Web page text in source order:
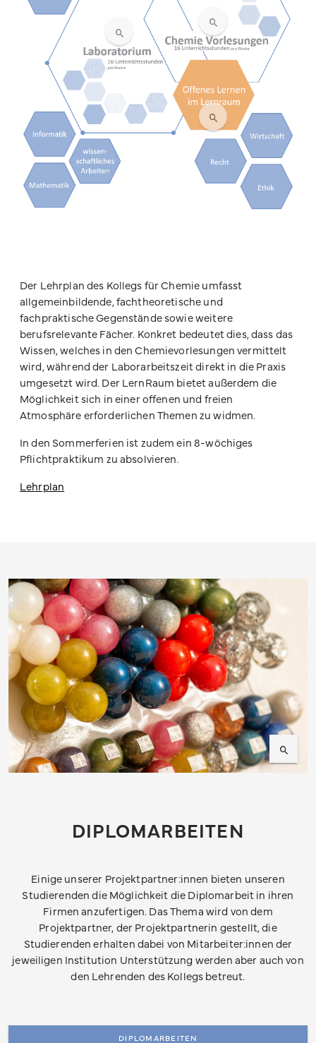
Der Lehrplan des Kollegs für Chemie umfasst
allgemeinbildende, fachtheoretische und
fachpraktische Gegenstände sowie weitere
berufsrelevante Fächer. Konkret bedeutet dies, dass das
Wissen, welches in den Chemievorlesungen vermittelt
wird, während der Laborarbeitszeit direkt in die Praxis
umgesetzt wird. Der LernRaum bietet außerdem die
Möglichkeit sich in einer offenen und freien
Atmosphäre erforderlichen Themen zu widmen.
In den Sommerferien ist zudem ein 8-wöchiges
Pflichtpraktikum zu absolvieren.
Lehrplan
DIPLOMARBEITEN
Einige unserer Projektpartner:innen bieten unseren
Studierenden die Möglichkeit die Diplomarbeit in ihren
Firmen anzufertigen. Das Thema wird von dem
Projektpartner, der Projektpartnerin gestellt, die
Studierenden erhalten dabei von Mitarbeiter:innen der
jeweiligen Institution Unterstützung werden aber auch von
den Lehrenden des Kollegs betreut.
DIPLOMARBEITEN